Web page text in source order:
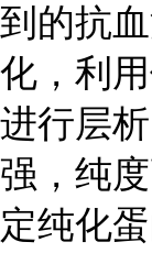
到的抗
化，利
进行层
强，纯
定纯化